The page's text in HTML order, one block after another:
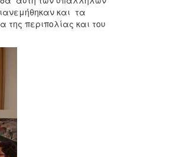
και τα
της περιπολίας και του